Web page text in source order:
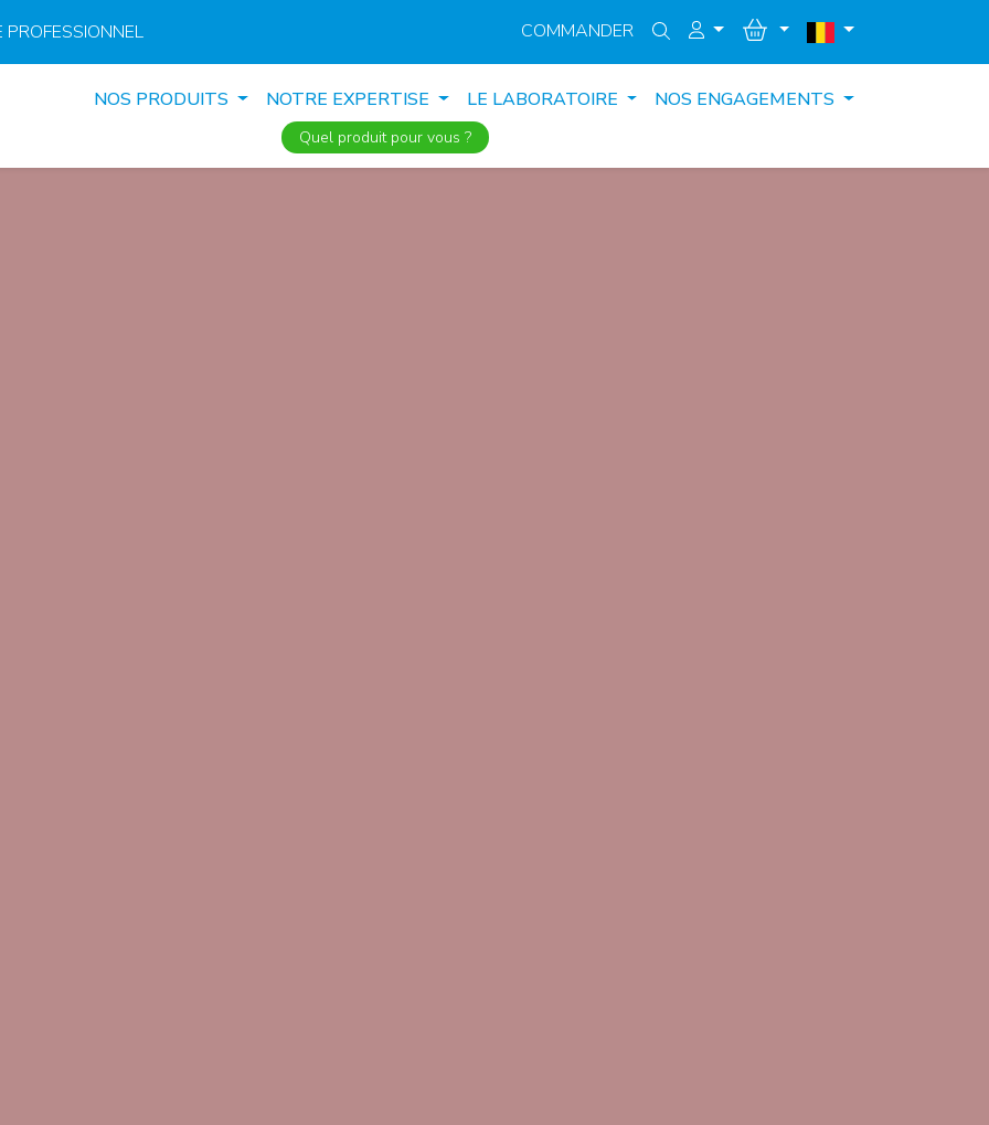
PROFESSIONNEL COMMANDER
NOS PRODUITS NOTRE EXPERTISE LE LABORATOIRE NOS ENGAGEMENTS
Quel produit pour vous ?